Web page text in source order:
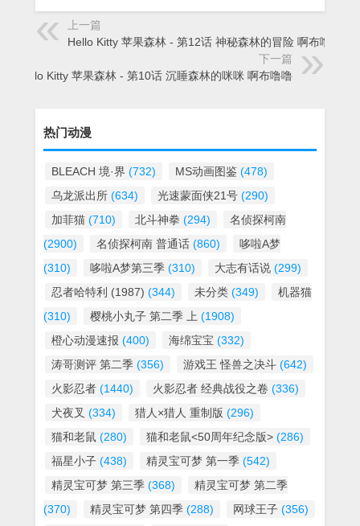
上一篇
Hello Kitty 苹果森林 - 第12话 神秘森林的冒险 啊布噜噜
下一篇
Hello Kitty 苹果森林 - 第10话 沉睡森林的咪咪 啊布噜噜
热门动漫
BLEACH 境·界 (732) MS动画图鉴 (478)
乌龙派出所 (634) 光速蒙面侠21号 (290)
加菲猫 (710) 北斗神拳 (294)
名侦探柯南
(2900)
名侦探柯南 普通话 (860)
哆啦A梦
(310)
哆啦A梦第三季 (310) 大志有话说 (299)
忍者哈特利 (1987) (344) 未分类 (349)
机器猫
(310)
樱桃小丸子 第二季 上 (1908)
橙心动漫速报 (400) 海绵宝宝 (332)
涛哥测评 第二季 (356) 游戏王 怪兽之决斗 (642)
火影忍者 (1440) 火影忍者 经典战役之卷 (336)
犬夜叉 (334) 猎人×猎人 重制版 (296)
猫和老鼠 (280) 猫和老鼠<50周年纪念版> (286)
福星小子 (438) 精灵宝可梦 第一季 (542)
精灵宝可梦 第三季 (368)
精灵宝可梦 第二季
(370)
精灵宝可梦 第四季 (288) 网球王子 (356)